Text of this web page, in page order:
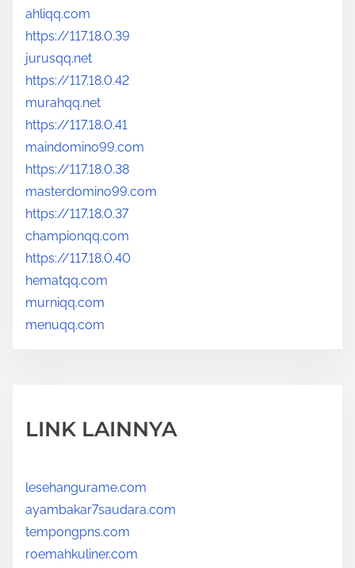
ahliqq.com
https://117.18.0.39
jurusqq.net
https://117.18.0.42
murahqq.net
https://117.18.0.41
maindomino99.com
https://117.18.0.38
masterdomino99.com
https://117.18.0.37
championqq.com
https://117.18.0.40
hematqq.com
murniqq.com
menuqq.com
LINK LAINNYA
lesehangurame.com
ayambakar7saudara.com
tempongpns.com
roemahkuliner.com